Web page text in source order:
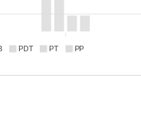
PDT PT PP